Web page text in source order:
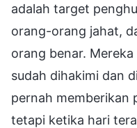
adalah target
orang-orang jahat,
orang benar.
sudah dihakimi dan
pernah memberikan
tetapi ketika hari